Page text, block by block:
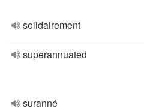
solidairement
superannuated
suranné